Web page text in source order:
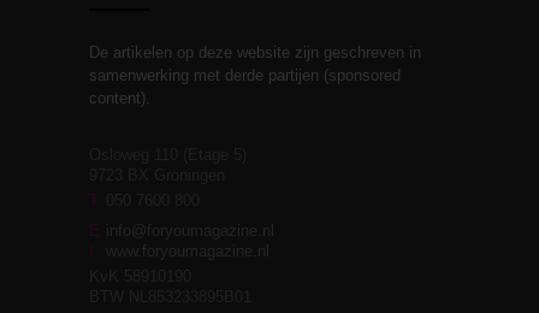
Stiefouderschap en
relaties
moeite!
De artikelen op deze website zijn geschreven in
samenwerking met derde partijen (sponsored
content).
T
E info@foryoumagazine.nl
www.foryoumagazine.nl